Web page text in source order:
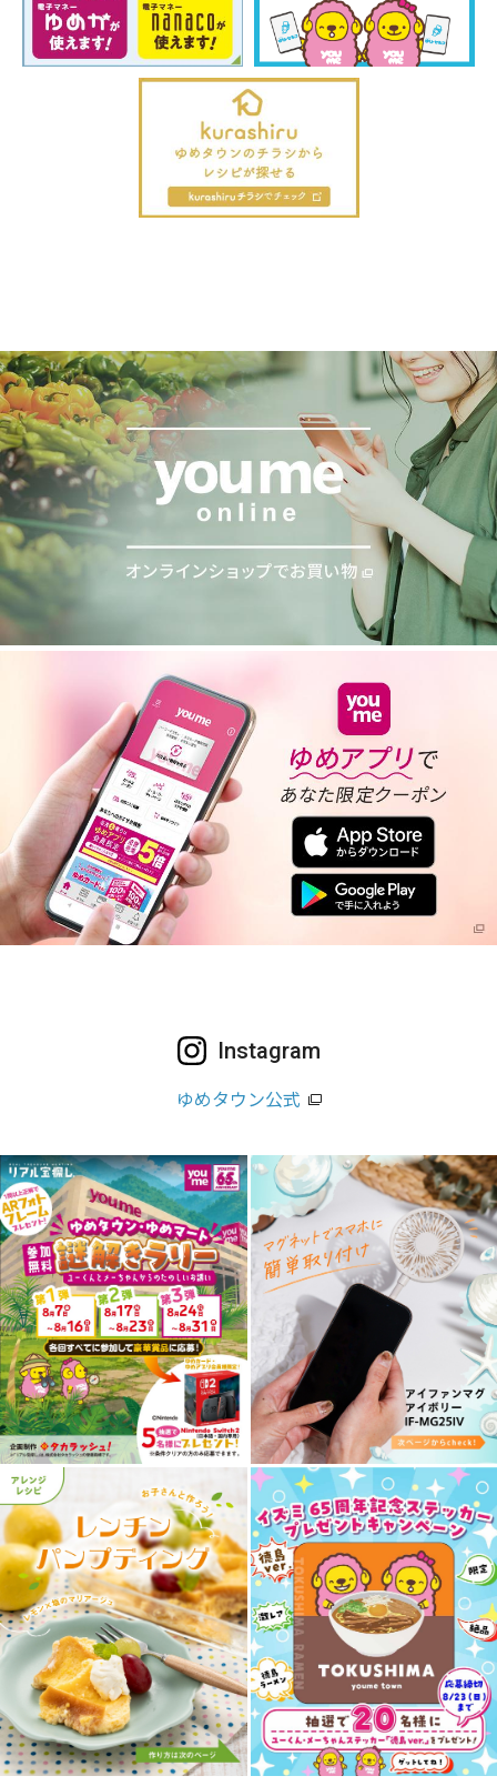
Instagram
ゆめタウン公式